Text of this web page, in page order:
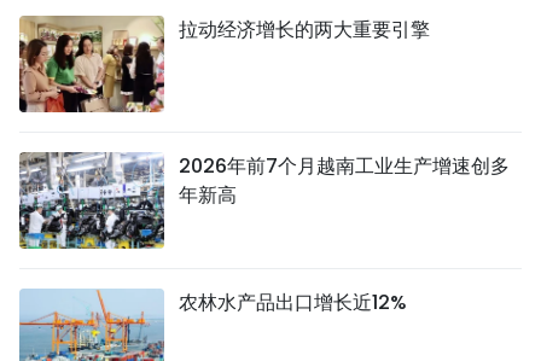
拉动经济增长的两大重要引擎
2026年前7个月越南工业生产增速创多
年新高
农林水产品出口增长近12%